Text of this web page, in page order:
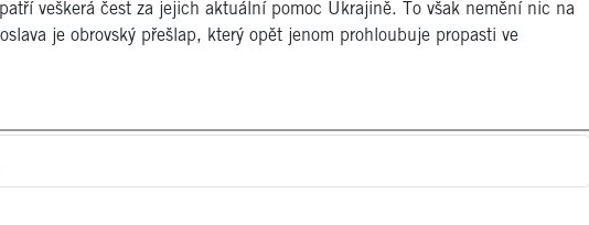
veškerá čest za jejich aktuální pomoc Ukrajině. To však nemění nic na
je obrovský přešlap, který opět jenom prohloubuje propasti ve